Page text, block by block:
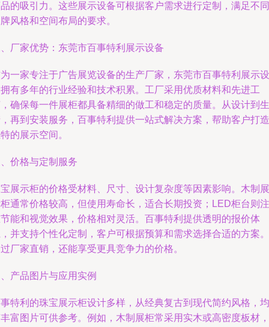
的吸引力。这些展示设备可根据客户需求进行定制，满足不同
风格和空间布局的要求。
厂家优势：东莞市百事特利展示设备
一家专注于广告展览设备的生产厂家，东莞市百事特利展示设
有多年的行业经验和技术积累。工厂采用优质材料和先进工
确保每一件展柜都具备精细的做工和稳定的质量。从设计到生
再到安装服务，百事特利提供一站式解决方案，帮助客户打造
的展示空间。
价格与定制服务
展示柜的价格受材料、尺寸、设计复杂度等因素影响。木制展
通常价格较高，但使用寿命长，适合长期投资；LED柜台则注
能和视觉效果，价格相对灵活。百事特利提供透明的报价体
并支持个性化定制，客户可根据预算和需求选择合适的方案。
厂家直销，还能享受更具竞争力的价格。
产品图片与应用实例
特利的珠宝展示柜设计多样，从经典复古到现代简约风格，均
富图片可供参考。例如，木制展柜常采用实木或高密度板材，